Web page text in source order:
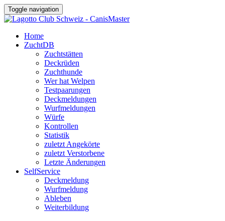
Toggle navigation
Home
ZuchtDB
Zuchtstätten
Deckrüden
Zuchthunde
Wer hat Welpen
Testpaarungen
Deckmeldungen
Wurfmeldungen
Würfe
Kontrollen
Statistik
zuletzt Angekörte
zuletzt Verstorbene
Letzte Änderungen
SelfService
Deckmeldung
Wurfmeldung
Ableben
Weiterbildung